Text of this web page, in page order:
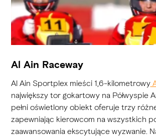
Al Ain Raceway
Al Ain Sportplex mieści 1,6-kilometrowy
największy tor gokartowy na Półwyspie
pełni oświetlony obiekt oferuje trzy
zapewniając kierowcom na wszystkich
zaawansowania ekscytujące wyzwanie.